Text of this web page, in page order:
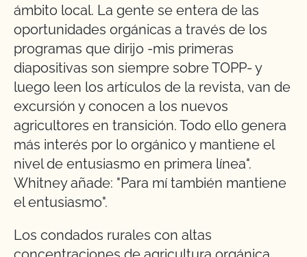
ámbito local. La gente se entera de las
oportunidades orgánicas a través de los
programas que dirijo -mis primeras
diapositivas son siempre sobre TOPP- y
luego leen los artículos de la revista, van de
excursión y conocen a los nuevos
agricultores en transición. Todo ello genera
más interés por lo orgánico y mantiene el
nivel de entusiasmo en primera línea".
Whitney añade: "Para mí también mantiene
el entusiasmo".
Los condados rurales con altas